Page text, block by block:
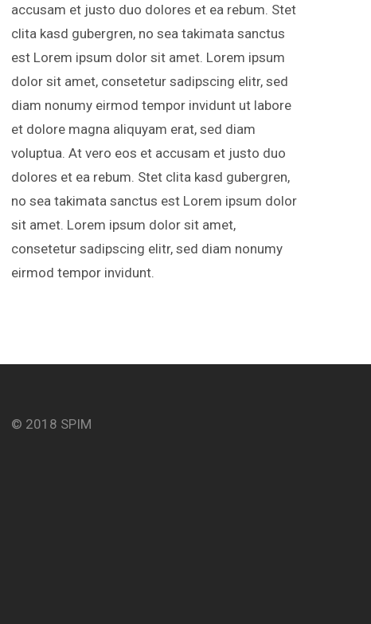
accusam et justo duo dolores et ea rebum. Stet
clita kasd gubergren, no sea takimata sanctus
est Lorem ipsum dolor sit amet. Lorem ipsum
dolor sit amet, consetetur sadipscing elitr, sed
diam nonumy eirmod tempor invidunt ut labore
et dolore magna aliquyam erat, sed diam
voluptua. At vero eos et accusam et justo duo
dolores et ea rebum. Stet clita kasd gubergren,
no sea takimata sanctus est Lorem ipsum dolor
sit amet. Lorem ipsum dolor sit amet,
consetetur sadipscing elitr, sed diam nonumy
eirmod tempor invidunt.
© 2018 SPIM